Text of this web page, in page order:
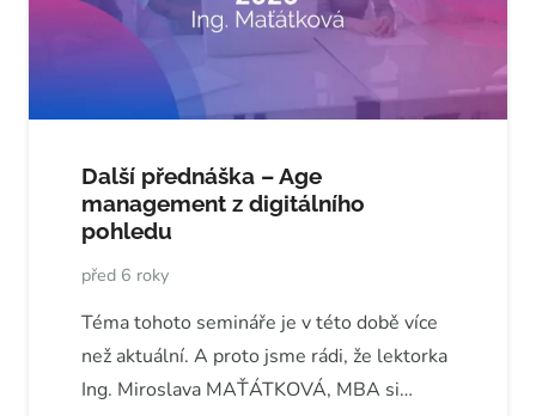
Další přednáška – Age
management z digitálního
pohledu
před 6 roky
Téma tohoto semináře je v této době více
než aktuální. A proto jsme rádi, že lektorka
Ing. Miroslava MAŤÁTKOVÁ, MBA si…